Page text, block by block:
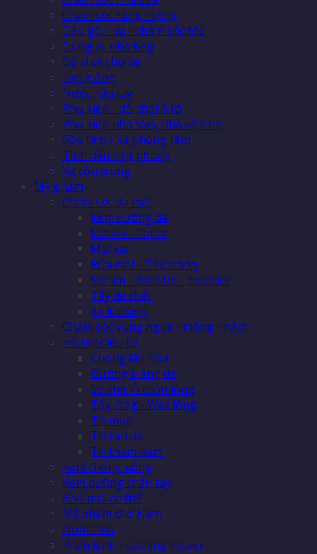
Chăm sóc răng miệng
Dầu gội - xả - chăm sóc tóc
Dụng cụ nhà bếp
Đồ chơi cho bé
Hạt giống
Nước rửa tay
Phụ kiện - đồ chơi ô tô
Phụ kiện nhà tắm, nhà vệ sinh
Sữa tắm - Xà phòng tắm
Tinh dầu - Xịt phòng
Xịt côn trùng
Mỹ phẩm
Chăm sóc da mặt
Kem dưỡng da
Lotion - Toner
Mặt nạ
Rửa mặt - Tẩy trang
Serum - Booster - Essence
Tẩy da chết
Xịt khoáng
Chăm sóc vùng ngực - mông - nách
Hỗ trợ điều trị
Chống lão hóa
Dưỡng trắng da
Se khít lỗ chân lông
Tẩy lông - Wax lông
Trị mụn
Trị rạn da
Trị thâm nám
Kem chống nắng
Kem dưỡng chân tay
Khử mùi cơ thể
Mỹ phẩm cho Nam
Nước hoa
Phấn lạnh - Cooling Power